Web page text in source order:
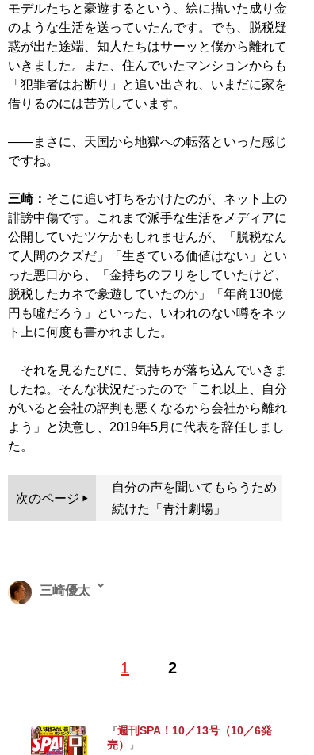
モデルたちと豪遊するという、絵に描いた成り金
のような生活を送っていたんです。でも、脱税疑
惑が出た途端、知人たちはサーッと僕から離れて
いきました。また、住んでいたマンションからも
「犯罪者はお断り」と追い出され、いまだに家を
借りるのには苦労しています。
――まさに、天国から地獄への転落といった感じ
ですね。
三崎： そこに追い打ちをかけたのが、ネット上の
誹謗中傷です。これまで派手な生活をメディアに
公開していたツケかもしれませんが、「脱税なん
て人間のクズだ」「生きている価値はない」とい
った悪口から、「金持ちのフリをしていたけど、
脱税したカネで豪遊していたのか」「年商130億
円も噓だろう」といった、いわれのない噂をネッ
ト上に何度も書かれました。
それを見るたびに、気持ちが落ち込んでいきま
したね。そんな状況だったので「これ以上、自分
がいると会社の評判も悪くなるから会社から離れ
よう」と決意し、2019年5月に代表を辞任しまし
た。
次のページ
自分の声を聞いてもらうため
続けた「青汁劇場」
1 2
三崎優太
度退学後、パソコン1台で起業し、18歳で株式会社メデ
ット商品となり、年商131億円を達成。「青汁王子」の
異名で、メディアへの露出も多数。著書『
『週刊SPA！10／13号（10／6発
売）
』